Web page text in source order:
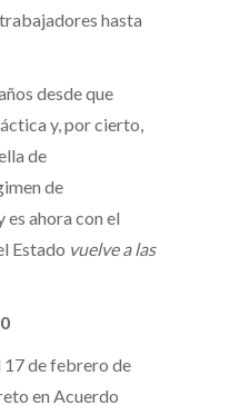
hasta
desde que
y, por cierto,
de
de
ahora con el
Estado vuelve a las
de febrero de
en Acuerdo